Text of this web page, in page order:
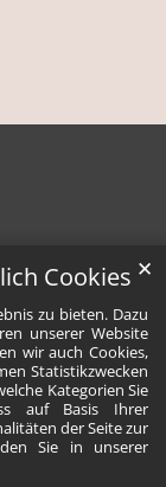
Cookies
zu bieten. Dazu
unserer Website
wir auch Cookies,
Statistikzwecken
Kategorien Sie
auf Basis Ihrer
der Seite zur
Sie in unserer
✕